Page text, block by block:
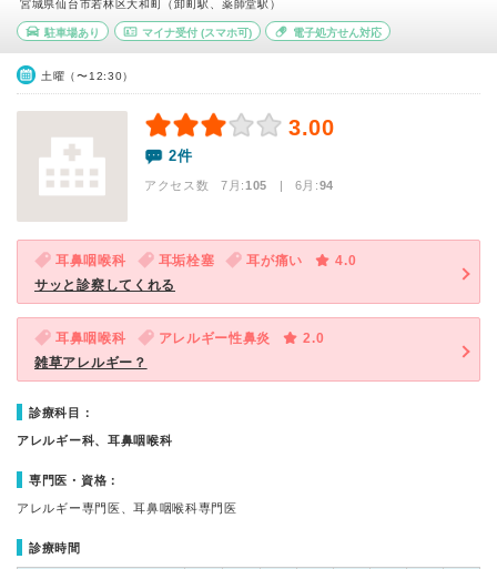
宮城県仙台市若林区大和町（卸町駅、薬師堂駅）
駐車場あり マイナ受付(スマホ可) 電子処方せん対応
土曜（〜12:30）
3.00
2件
アクセス数 7月:105 | 6月:94
耳鼻咽喉科 耳垢栓塞 耳が痛い
4.0
サッと診察してくれる
耳鼻咽喉科 アレルギー性鼻炎
2.0
雑草アレルギー？
診療科目：
アレルギー科、耳鼻咽喉科
専門医・資格：
アレルギー専門医、耳鼻咽喉科専門医
診療時間